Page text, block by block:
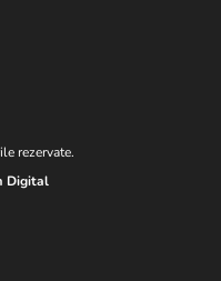
rezervate.
Digital